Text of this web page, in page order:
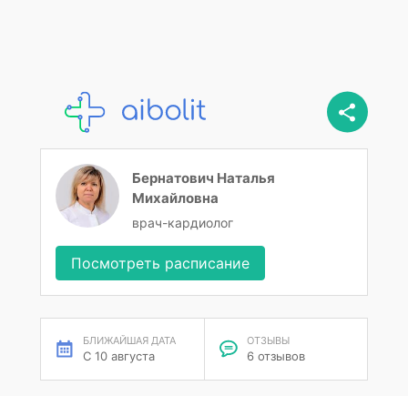
Бернатович Наталья
Михайловна
врач-кардиолог
Посмотреть расписание
БЛИЖАЙШАЯ ДАТА
С 10 августа
ОТЗЫВЫ
6 отзывов